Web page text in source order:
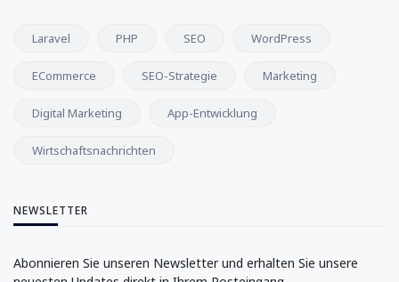
Laravel PHP SEO WordPress
ECommerce SEO-Strategie Marketing
Digital Marketing App-Entwicklung
Wirtschaftsnachrichten
NEWSLETTER
Abonnieren Sie unseren Newsletter und erhalten Sie unsere